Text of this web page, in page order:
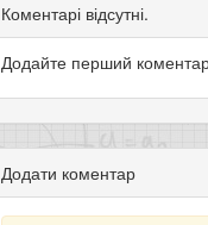
Коментарі відсутні.
Додайте перший
Додати коментар